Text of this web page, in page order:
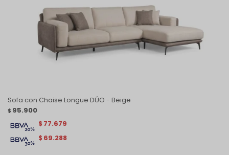
Sofa con Chaise Longue DÚO - Beige
$ 95.900
$ 69.288
$ 77.679